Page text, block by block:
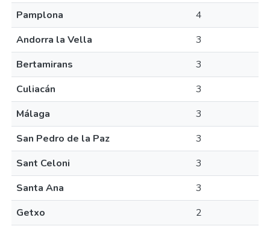
Pamplona
4
Andorra la Vella
3
Bertamirans
3
Culiacán
3
Málaga
3
San Pedro de la Paz
3
Sant Celoni
3
Santa Ana
3
Getxo
2